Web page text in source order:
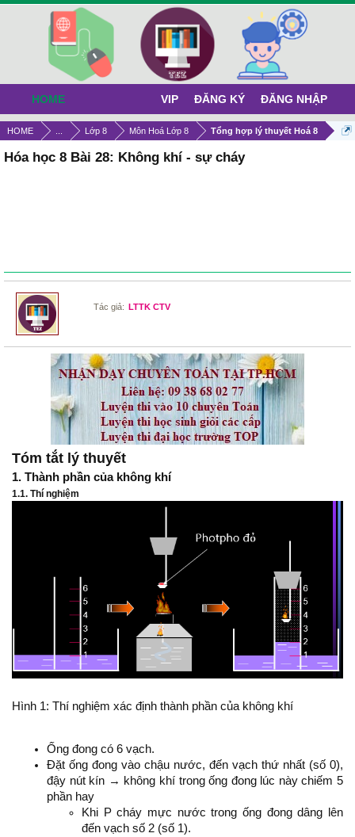
HOME Lớp 8 Môn Hoá Lớp 8 Tổng hợp lý thuyết Hoá 8
Hóa học 8 Bài 28: Không khí - sự cháy
Tác giả: LTTK CTV
Tóm tắt lý thuyết
1. Thành phần của không khí
1.1. Thí nghiệm
Hình 1: Thí nghiệm xác định thành phần của không khí
Ống đong có 6 vạch.
Đặt ống đong vào chậu nước, đến vạch thứ nhất (số 0),
đậy nút kín → không khí trong ống đong lúc này chiếm 5
phần hay
Khi P cháy mực nước trong ống đong dâng lên
đến vạch số 2 (số 1).
HOME VIP ĐĂNG KÝ ĐĂNG NHẬP